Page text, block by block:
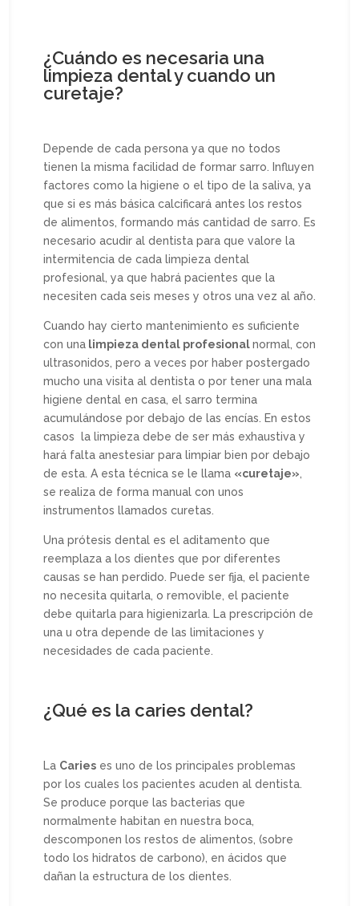
¿Cuándo es necesaria una
limpieza dental y cuando un
curetaje?
Depende de cada persona ya que no todos
tienen la misma facilidad de formar sarro. Influyen
factores como la higiene o el tipo de la saliva, ya
que si es más básica calcificará antes los restos
de alimentos, formando más cantidad de sarro. Es
necesario acudir al dentista para que valore la
intermitencia de cada limpieza dental
profesional, ya que habrá pacientes que la
necesiten cada seis meses y otros una vez al año.
Cuando hay cierto mantenimiento es suficiente
con unalimpieza dental profesionalnormal, con
ultrasonidos, pero a veces por haber postergado
mucho una visita al dentista o por tener una mala
higiene dental en casa, el sarro termina
acumulándose por debajo de las encías. En estos
casos la limpieza debe de ser más exhaustiva y
hará falta anestesiar para limpiar bien por debajo
de esta. A esta técnica se le llama «curetaje»,
se realiza de forma manual con unos
instrumentos llamados curetas.
Una prótesis dental es el aditamento que
reemplaza a los dientes que por diferentes
causas se han perdido. Puede ser fija, el paciente
no necesita quitarla, o removible, el paciente
debe quitarla para higienizarla. La prescripción de
una u otra depende de las limitaciones y
necesidades de cada paciente.
¿Qué es la caries dental?
La Carieses uno de los principales problemas
por los cuales los pacientes acuden al dentista.
Se produce porque las bacterias que
normalmente habitan en nuestra boca,
descomponen los restos de alimentos, (sobre
todo los hidratos de carbono), en ácidos que
dañan la estructura de los dientes.